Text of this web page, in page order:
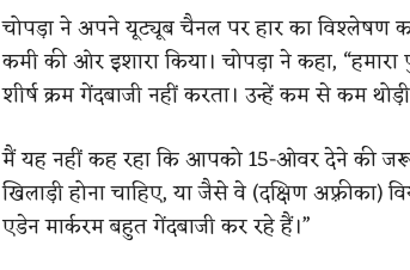
चोपड़ा ने अपने यूट्यूब चैनल पर हार का विश्लेषण
कमी की ओर इशारा किया। चोपड़ा ने कहा,
शीर्ष क्रम गेंदबाजी नहीं करता। उन्हें कम से कम
मैं यह नहीं कह रहा कि आपको 15-ओवर देने की
खिलाड़ी होना चाहिए, या जैसे वे (दक्षिण अफ़्रीका)
एडेन मार्करम बहुत गेंदबाजी कर रहे हैं।”